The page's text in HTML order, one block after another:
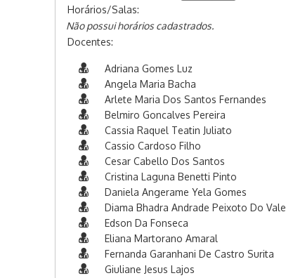
Horários/Salas:
Não possui horários cadastrados.
Docentes:
Adriana Gomes Luz
Angela Maria Bacha
Arlete Maria Dos Santos Fernandes
Belmiro Goncalves Pereira
Cassia Raquel Teatin Juliato
Cassio Cardoso Filho
Cesar Cabello Dos Santos
Cristina Laguna Benetti Pinto
Daniela Angerame Yela Gomes
Diama Bhadra Andrade Peixoto Do Vale
Edson Da Fonseca
Eliana Martorano Amaral
Fernanda Garanhani De Castro Surita
Giuliane Jesus Lajos